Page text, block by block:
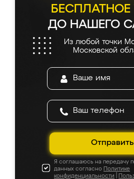
БЕСПЛАТНОЕ
ДО НАШЕГО
Из любой точки
Московской
Отправить
Я соглашаюсь на передачу
данных согласно Политике
конфиденциальности